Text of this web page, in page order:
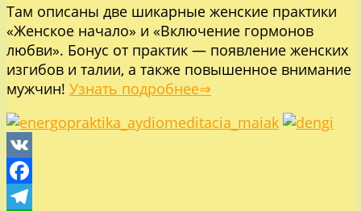
Там описаны две шикарные женские практики
«Женское начало» и «Включение гормонов
любви». Бонус от практик — появление женских
изгибов и талии, а также повышенное внимание
мужчин! Узнать подробнее⇒
VK
Facebook